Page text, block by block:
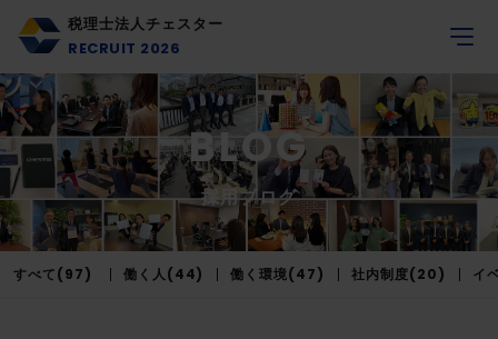
税理士法人チェスター
RECRUIT 2026
BLOG
採用ブログ
すべて(97) 働く人(44) 働く環境(47) 社内制度(20) イ